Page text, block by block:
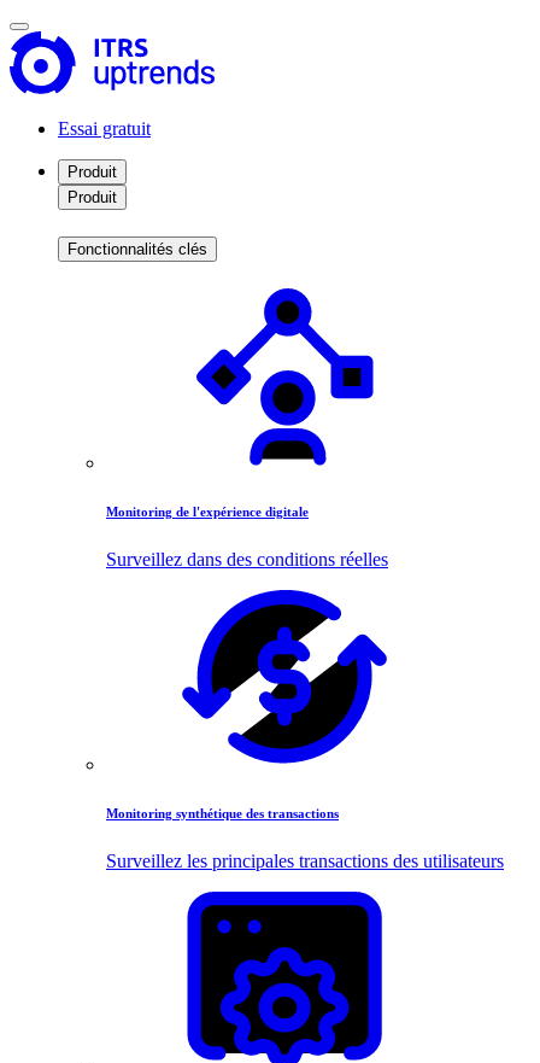
Essai gratuit
Produit
Produit
Fonctionnalités clés
Monitoring de l'expérience digitale
Surveillez dans des conditions réelles
Monitoring synthétique des transactions
Surveillez les principales transactions des utilisateurs